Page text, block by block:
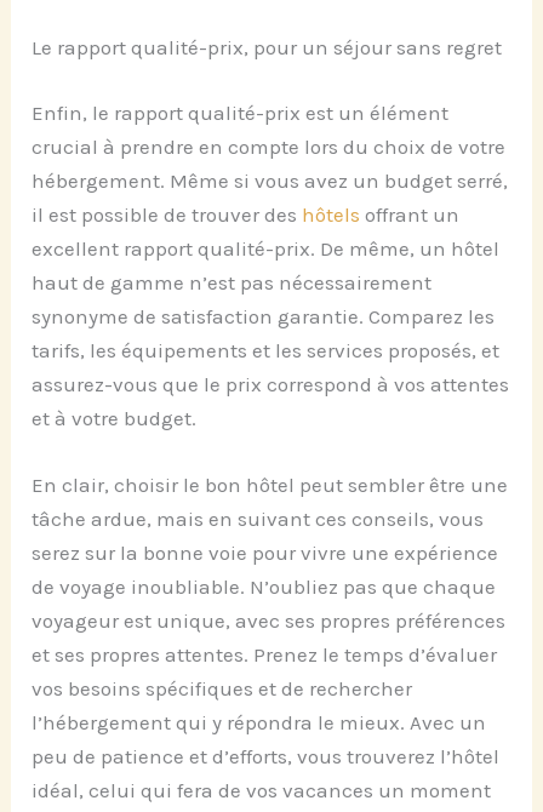
Le rapport qualité-prix, pour un séjour sans regret
Enfin, le rapport qualité-prix est un élément
crucial à prendre en compte lors du choix de votre
hébergement. Même si vous avez un budget serré,
il est possible de trouver des hôtels offrant un
excellent rapport qualité-prix. De même, un hôtel
haut de gamme n’est pas nécessairement
synonyme de satisfaction garantie. Comparez les
tarifs, les équipements et les services proposés, et
assurez-vous que le prix correspond à vos attentes
et à votre budget.
En clair, choisir le bon hôtel peut sembler être une
tâche ardue, mais en suivant ces conseils, vous
serez sur la bonne voie pour vivre une expérience
de voyage inoubliable. N’oubliez pas que chaque
voyageur est unique, avec ses propres préférences
et ses propres attentes. Prenez le temps d’évaluer
vos besoins spécifiques et de rechercher
l’hébergement qui y répondra le mieux. Avec un
peu de patience et d’efforts, vous trouverez l’hôtel
idéal, celui qui fera de vos vacances un moment